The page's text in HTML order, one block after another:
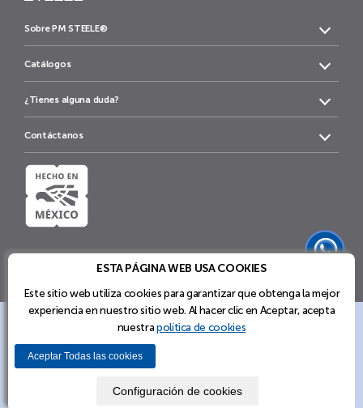
ESTA PÁGINA WEB USA COOKIES
Este sitio web utiliza cookies para garantizar que obtenga la mejor
experiencia en nuestro sitio web. Al hacer clic en Aceptar, acepta
nuestrapolítica de cookies
Aceptar Todas las cookies
Configuración de cookies
Sobre PM STEELE®
Catálogos
¿Tienes alguna duda?
Contáctanos
2023 Productos Metálicos Steele S.A. de C.V. | PM STEELE®.
Todos los Derechos Reservados.
Condiciones
Política
de
cookies
Soluciones de Mobiliario y Sistemas de
Almacenamiento de PM STEELE®
Explora nuestras soluciones y encuentra la ideal para ti.
Para conocer más envíanos un WhatsApp al